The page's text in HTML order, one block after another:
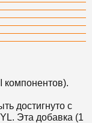
компонентов).
достигнуто с
Эта добавка (1